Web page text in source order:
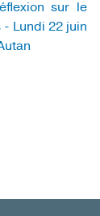
sur le
Lundi 22 juin